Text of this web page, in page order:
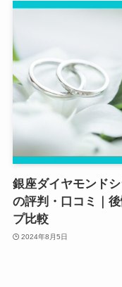
銀座ダイヤモンド
の評判・口コミ｜
プ比較
2024年8月5日